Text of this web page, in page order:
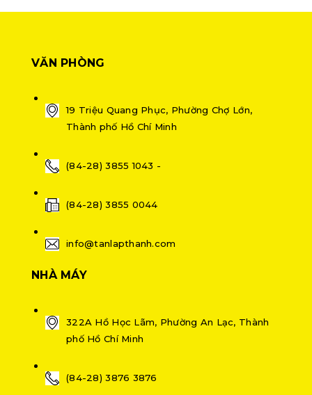
VĂN PHÒNG
19 Triệu Quang Phục, Phường Chợ Lớn,
Thành phố Hồ Chí Minh
(84-28) 3855 1043 -
(84-28) 3855 0044
info@tanlapthanh.com
NHÀ MÁY
322A Hồ Học Lãm, Phường An Lạc, Thành
phố Hồ Chí Minh
(84-28) 3876 3876